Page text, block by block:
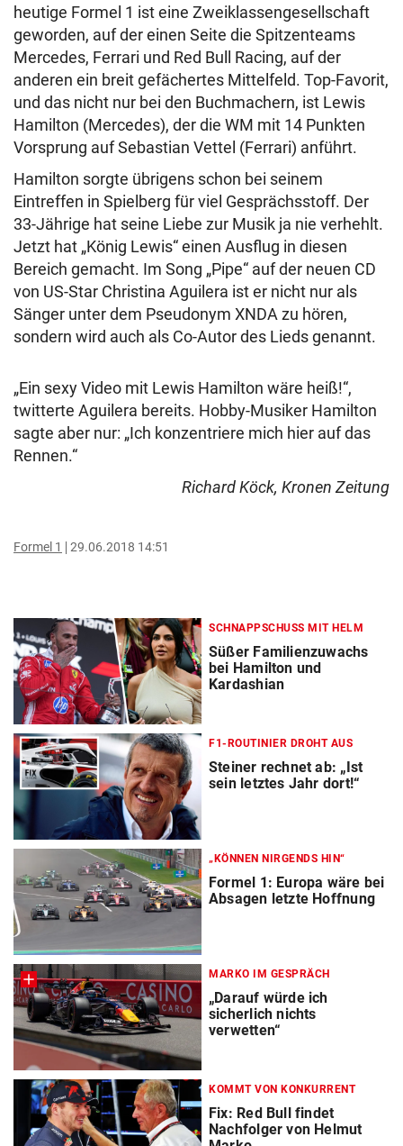
heutige Formel 1 ist eine Zweiklassengesellschaft
geworden, auf der einen Seite die Spitzenteams
Mercedes, Ferrari und Red Bull Racing, auf der
anderen ein breit gefächertes Mittelfeld. Top-Favorit,
und das nicht nur bei den Buchmachern, ist Lewis
Hamilton (Mercedes), der die WM mit 14 Punkten
Vorsprung auf Sebastian Vettel (Ferrari) anführt.
Hamilton sorgte übrigens schon bei seinem
Eintreffen in Spielberg für viel Gesprächsstoff. Der
33-Jährige hat seine Liebe zur Musik ja nie verhehlt.
Jetzt hat „König Lewis“ einen Ausflug in diesen
Bereich gemacht. Im Song „Pipe“ auf der neuen CD
von US-Star Christina Aguilera ist er nicht nur als
Sänger unter dem Pseudonym XNDA zu hören,
sondern wird auch als Co-Autor des Lieds genannt.
„Ein sexy Video mit Lewis Hamilton wäre heiß!“,
twitterte Aguilera bereits. Hobby-Musiker Hamilton
sagte aber nur: „Ich konzentriere mich hier auf das
Rennen.“
Richard Köck, Kronen Zeitung
Formel 1 29.06.2018 14:51
SCHNAPPSCHUSS MIT HELM
Süßer Familienzuwachs
bei Hamilton und
Kardashian
F1-ROUTINIER DROHT AUS
Steiner rechnet ab: „Ist
sein letztes Jahr dort!“
„KÖNNEN NIRGENDS HIN“
Formel 1: Europa wäre bei
Absagen letzte Hoffnung
MARKO IM GESPRÄCH
„Darauf würde ich
sicherlich nichts
verwetten“
KOMMT VON KONKURRENT
Fix: Red Bull findet
Nachfolger von Helmut